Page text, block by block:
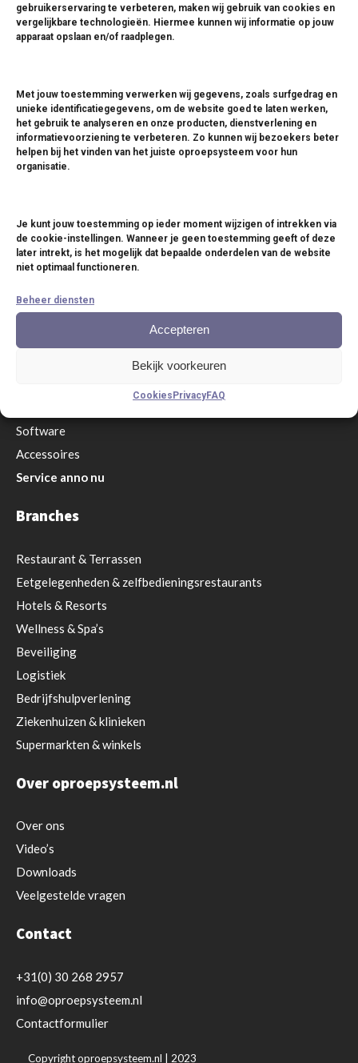
gebruikerservaring te verbeteren, maken wij gebruik van cookies en
vergelijkbare technologieën. Hiermee kunnen wij informatie op jouw
apparaat opslaan en/of raadplegen.
Met jouw toestemming verwerken wij gegevens, zoals surfgedrag en
unieke identificatiegegevens, om de website goed te laten werken,
het gebruik te analyseren en onze producten, dienstverlening en
informatievoorziening te verbeteren. Zo kunnen wij bezoekers beter
helpen bij het vinden van het juiste oproepsysteem voor hun
organisatie.
Je kunt jouw toestemming op ieder moment wijzigen of intrekken via
de cookie-instellingen. Wanneer je geen toestemming geeft of deze
later intrekt, is het mogelijk dat bepaalde onderdelen van de website
niet optimaal functioneren.
Beheer diensten
Accepteren
Bekijk voorkeuren
Cookies PrivacyFAQ
P: +31 (0)30 268 2957
WhatsApp us
Oproepsystemen
Drukknopsystemen
Software
Accessoires
Service anno nu
Branches
Restaurant& Terrassen
Eetgelegenheden & zelfbedieningsrestaurants
Hotels & Resorts
Wellness & Spa’s
Beveiliging
Logistiek
Bedrijfshulpverlening
Ziekenhuizen & klinieken
Supermarkten & winkels
Over oproepsysteem.nl
Over ons
Video’s
Downloads
Veelgestelde vragen
Contact
+31(0) 30 268 2957
info@oproepsysteem.nl
Contactformulier
Copyright oproepsysteem.nl | 2023